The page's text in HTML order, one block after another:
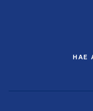
HAE